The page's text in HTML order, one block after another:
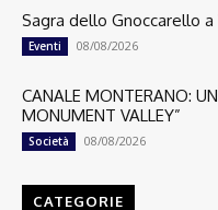
Sagra dello Gnoccarello a
Eventi 08/08/2026
CANALE MONTERANO:
MONUMENT VALLEY”
Società 08/08/2026
CATEGORIE